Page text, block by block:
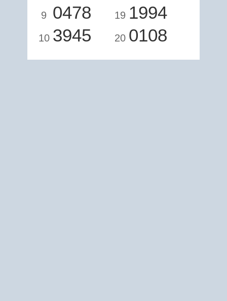
9 0478
10 3945
19 1994
20 0108